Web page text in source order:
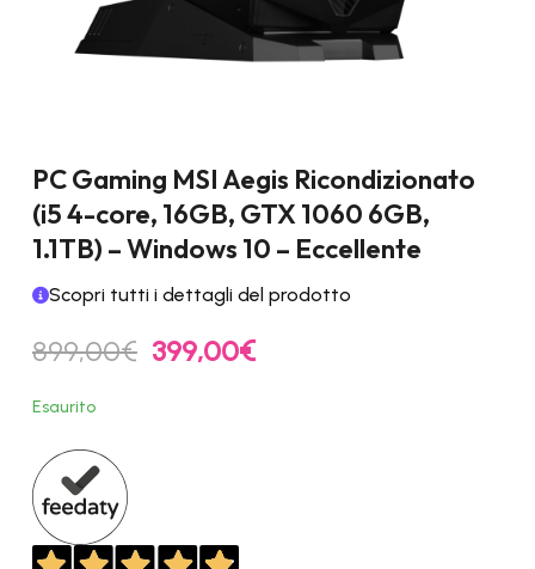
PC Gaming MSI Aegis Ricondizionato
(i5 4-core, 16GB, GTX 1060 6GB,
1.1TB) – Windows 10 – Eccellente
Scopri tutti i dettagli del prodotto
899,00€ Il
prezzo
399,00€Il
Esaurito